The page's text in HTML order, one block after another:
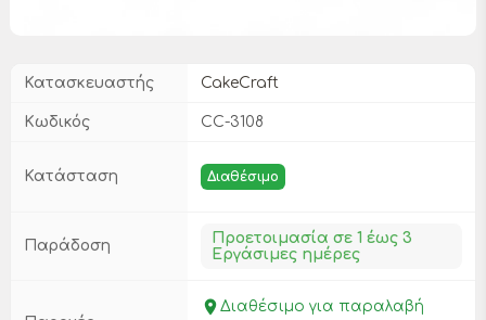
Κατασκευαστής CakeCraft
Κωδικός CC-3108
Κατάσταση Διαθέσιμο
Παράδοση
Προετοιμασία σε 1 έως 3
Εργάσιμες ημέρες
place Διαθέσιμο για παραλαβή